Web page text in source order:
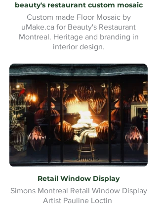
beauty's restaurant custom mosaic
Custom made Floor Mosaic by
uMake.ca for Beauty's Restaurant
Montreal. Heritage and branding in
interior design.
Retail Window Display
Simons Montreal Retail Window Display
Artist Pauline Loctin